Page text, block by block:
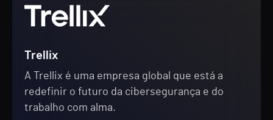
Trellix
A Trellix é uma empresa global que está a
redefinir o futuro da cibersegurança e do
trabalho com alma.